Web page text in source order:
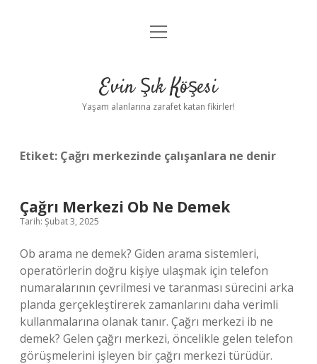
Anasayfa
Yasal Uyarı
menüyü
Evin Şık Köşesi
Yaşam alanlarına zarafet katan fikirler!
Etiket: Çağrı merkezinde çalışanlara ne denir
Çağrı Merkezi Ob Ne Demek
Tarih: Şubat 3, 2025
Ob arama ne demek? Giden arama sistemleri,
operatörlerin doğru kişiye ulaşmak için telefon
numaralarının çevrilmesi ve taranması sürecini arka
planda gerçekleştirerek zamanlarını daha verimli
kullanmalarına olanak tanır. Çağrı merkezi ib ne
demek? Gelen çağrı merkezi, öncelikle gelen telefon
görüşmelerini işleyen bir çağrı merkezi türüdür.